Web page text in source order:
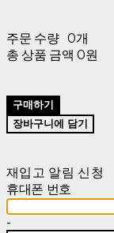
주문 수량 0개
총 상품 금액 0원
구매하기
장바구니에 담기
재입고 알림 신청
휴대폰 번호
-